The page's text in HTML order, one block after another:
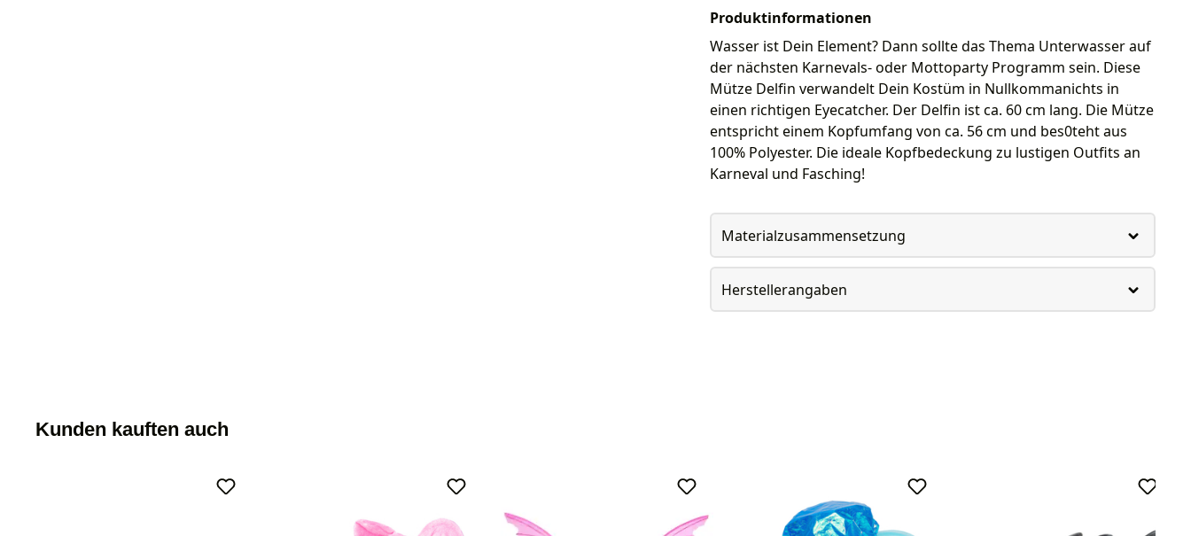
Produktinformationen
Wasser ist Dein Element? Dann sollte das Thema Unterwasser auf
der nächsten Karnevals- oder Mottoparty Programm sein. Diese
Mütze Delfin verwandelt Dein Kostüm in Nullkommanichts in
einen richtigen Eyecatcher. Der Delfin ist ca. 60 cm lang. Die Mütze
entspricht einem Kopfumfang von ca. 56 cm und bes0teht aus
100% Polyester. Die ideale Kopfbedeckung zu lustigen Outfits an
Karneval und Fasching!
Materialzusammensetzung
Herstellerangaben
Kunden kauften auch